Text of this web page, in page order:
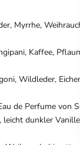
Myrrhe,
Kaffee,
Wildleder,
de Perfume von
leicht dunkler